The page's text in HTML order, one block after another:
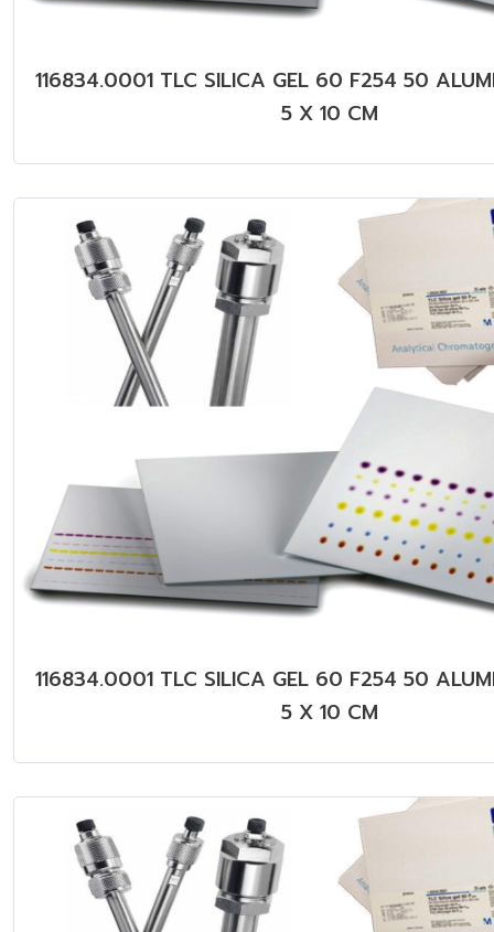
116834.0001 TLC SILICA GEL 60 F254 50
5 X 10 CM
116834.0001 TLC SILICA GEL 60 F254 50
5 X 10 CM